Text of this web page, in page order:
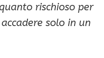
rischioso per
solo in un